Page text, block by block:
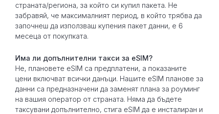
страната/региона, за който си купил пакета. Не
забравяй, че максималният период, в който трябва да
започнеш да използваш купения пакет данни, е 6
месеца от покупката.
Има ли допълнителни такси за eSIM?
Не, плановете eSIM са предплатени, а показаните
цени включват всички данъци. Нашите eSIM планове за
данни са предназначени да заменят плана за роуминг
на вашия оператор от страната. Няма да бъдете
таксувани допълнително, стига eSIM да е инсталиран и